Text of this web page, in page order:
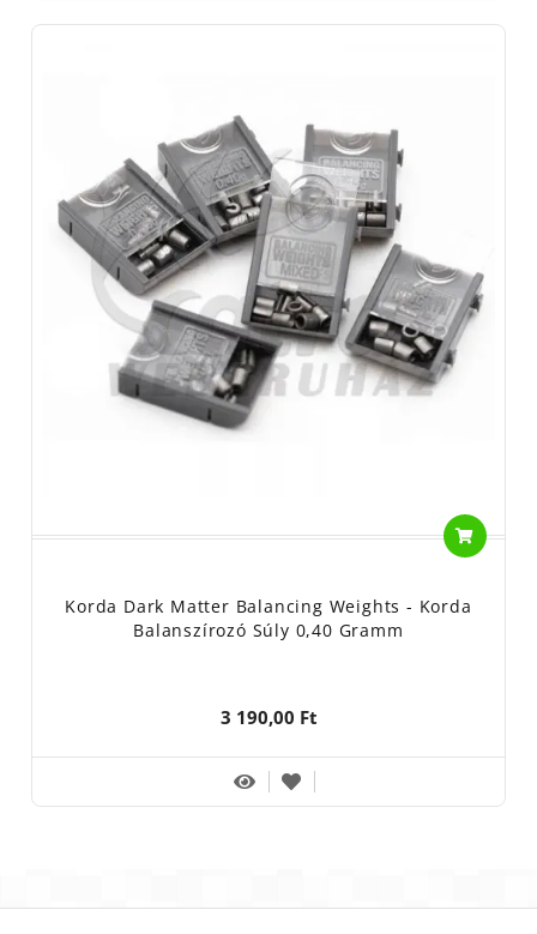
Korda Dark Matter Balancing Weights - Korda
Balanszírozó Súly 0,40 Gramm
3 190,00 Ft